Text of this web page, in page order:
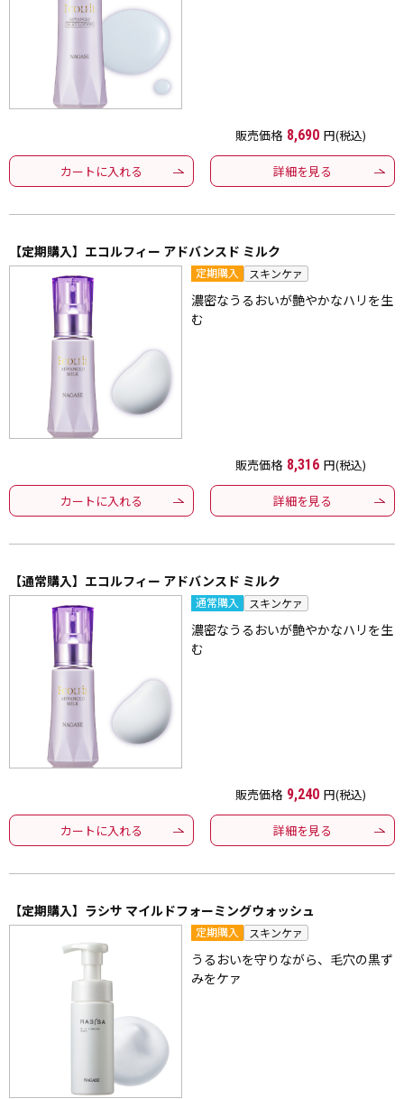
販売価格 8,690 円(税込)
カートに入れる 詳細を見る
【定期購入】エコルフィー アドバンスド ミルク
定期購入 スキンケァ
濃密なうるおいが艶やかなハリを生
む
販売価格 8,316 円(税込)
カートに入れる 詳細を見る
【通常購入】エコルフィー アドバンスド ミルク
通常購入 スキンケァ
濃密なうるおいが艶やかなハリを生
む
販売価格 9,240 円(税込)
カートに入れる 詳細を見る
【定期購入】ラシサ マイルドフォーミングウォッシュ
定期購入 スキンケァ
うるおいを守りながら、毛穴の黒ず
みをケァ